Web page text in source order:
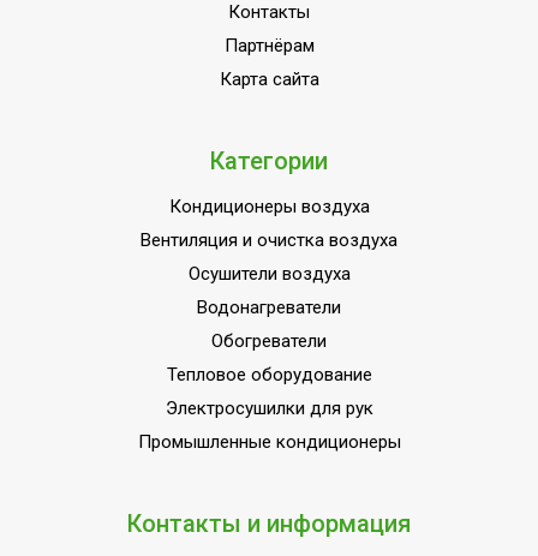
Область применения
Кондиционирование
Страна производства КНР
Контакты
Партнёрам
Карта сайта
Категории
Кондиционеры воздуха
Вентиляция и очистка воздуха
Осушители воздуха
Водонагреватели
Обогреватели
Тепловое оборудование
Электросушилки для рук
Промышленные кондиционеры
Контакты и информация